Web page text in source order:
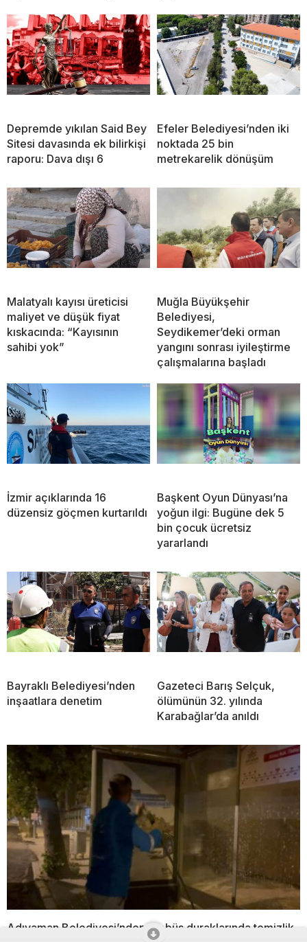
Depremde yıkılan Said Bey
Sitesi davasında ek bilirkişi
raporu: Dava dışı 6
Efeler Belediyesi’nden iki
noktada 25 bin
metrekarelik dönüşüm
Malatyalı kayısı üreticisi
maliyet ve düşük fiyat
kıskacında: “Kayısının
sahibi yok”
Muğla Büyükşehir
Belediyesi,
Seydikemer’deki orman
yangını sonrası iyileştirme
çalışmalarına başladı
İzmir açıklarında 16
düzensiz göçmen kurtarıldı
Başkent Oyun Dünyası’na
yoğun ilgi: Bugüne dek 5
bin çocuk ücretsiz
yararlandı
Bayraklı Belediyesi’nden
inşaatlara denetim
Gazeteci Barış Selçuk,
ölümünün 32. yılında
Karabağlar’da anıldı
Adıyaman Belediyesi’nden otobüs duraklarında temizlik